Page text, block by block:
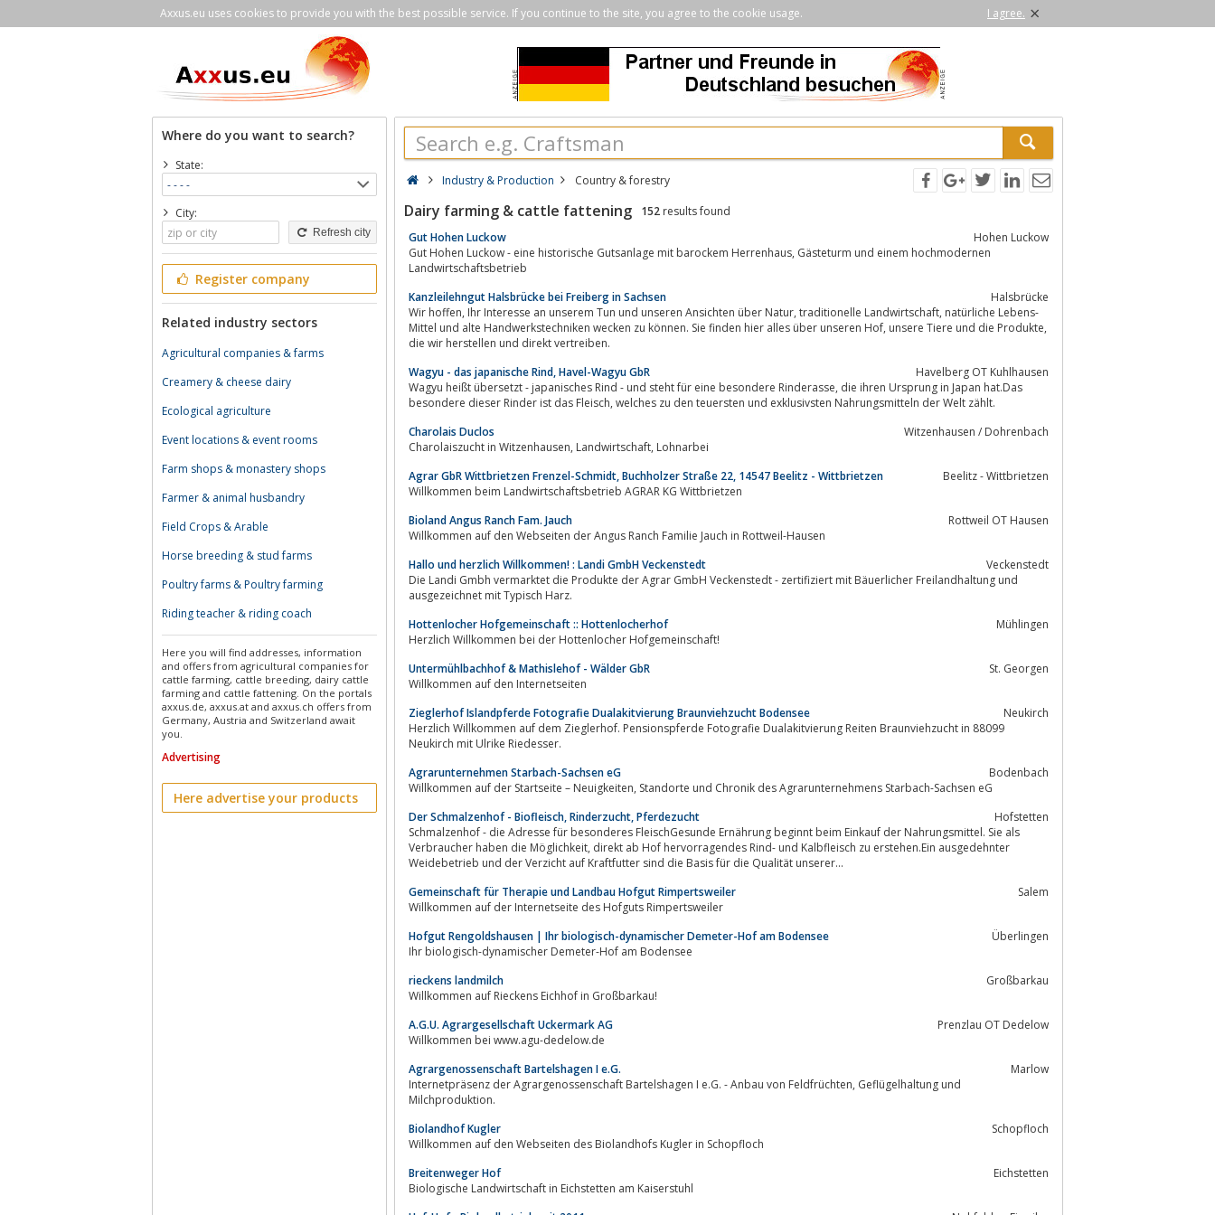
Axxus.eu uses cookies to provide you with the best possible service. If you continue to the site, you agree to the cookie usage. I agree. ×
Where do you want to search?
State:
City:
Refresh city
Register company
Related industry sectors
Agricultural companies & farms
Creamery & cheese dairy
Ecological agriculture
Event locations & event rooms
Farm shops & monastery shops
Farmer & animal husbandry
Field Crops & Arable
Horse breeding & stud farms
Poultry farms & Poultry farming
Riding teacher & riding coach
Here you will find addresses, information
and offers from agricultural companies for
cattle farming, cattle breeding, dairy cattle
farming and cattle fattening. On the portals
axxus.de, axxus.at and axxus.ch offers from
Germany, Austria and Switzerland await
you.
Advertising
Here advertise your products
Industry & Production Country & forestry
Dairy farming & cattle fattening 152 results found
Gut Hohen Luckow
Hohen Luckow
Gut Hohen Luckow - eine historische Gutsanlage mit barockem Herrenhaus, Gästeturm und einem hochmodernen
Landwirtschaftsbetrieb
Kanzleilehngut Halsbrücke bei Freiberg in Sachsen
Halsbrücke
Wir hoffen, Ihr Interesse an unserem Tun und unseren Ansichten über Natur, traditionelle Landwirtschaft, natürliche Lebens-
Mittel und alte Handwerkstechniken wecken zu können. Sie finden hier alles über unseren Hof, unsere Tiere und die Produkte,
die wir herstellen und direkt vertreiben.
Wagyu - das japanische Rind, Havel-Wagyu GbR
Havelberg OT Kuhlhausen
Wagyu heißt übersetzt - japanisches Rind - und steht für eine besondere Rinderasse, die ihren Ursprung in Japan hat.Das
besondere dieser Rinder ist das Fleisch, welches zu den teuersten und exklusivsten Nahrungsmitteln der Welt zählt.
Charolais Duclos
Witzenhausen / Dohrenbach
Charolaiszucht in Witzenhausen, Landwirtschaft, Lohnarbei
Agrar GbR Wittbrietzen Frenzel-Schmidt, Buchholzer Straße 22, 14547 Beelitz - Wittbrietzen
Beelitz - Wittbrietzen
Willkommen beim Landwirtschaftsbetrieb AGRAR KG Wittbrietzen
Bioland Angus Ranch Fam. Jauch
Rottweil OT Hausen
Willkommen auf den Webseiten der Angus Ranch Familie Jauch in Rottweil-Hausen
Hallo und herzlich Willkommen! : Landi GmbH Veckenstedt
Veckenstedt
Die Landi Gmbh vermarktet die Produkte der Agrar GmbH Veckenstedt - zertifiziert mit Bäuerlicher Freilandhaltung und
ausgezeichnet mit Typisch Harz.
Hottenlocher Hofgemeinschaft :: Hottenlocherhof
Mühlingen
Herzlich Willkommen bei der Hottenlocher Hofgemeinschaft!
Untermühlbachhof & Mathislehof - Wälder GbR
St. Georgen
Willkommen auf den Internetseiten
Zieglerhof Islandpferde Fotografie Dualakitvierung Braunviehzucht Bodensee
Neukirch
Herzlich Willkommen auf dem Zieglerhof. Pensionspferde Fotografie Dualakitvierung Reiten Braunviehzucht in 88099
Neukirch mit Ulrike Riedesser.
Agrarunternehmen Starbach-Sachsen eG
Bodenbach
Willkommen auf der Startseite – Neuigkeiten, Standorte und Chronik des Agrarunternehmens Starbach-Sachsen eG
Der Schmalzenhof - Biofleisch, Rinderzucht, Pferdezucht
Hofstetten
Schmalzenhof - die Adresse für besonderes FleischGesunde Ernährung beginnt beim Einkauf der Nahrungsmittel. Sie als
Verbraucher haben die Möglichkeit, direkt ab Hof hervorragendes Rind- und Kalbfleisch zu erstehen.Ein ausgedehnter
Weidebetrieb und der Verzicht auf Kraftfutter sind die Basis für die Qualität unserer...
Gemeinschaft für Therapie und Landbau Hofgut Rimpertsweiler
Salem
Willkommen auf der Internetseite des Hofguts Rimpertsweiler
Hofgut Rengoldshausen | Ihr biologisch-dynamischer Demeter-Hof am Bodensee
Überlingen
Ihr biologisch-dynamischer Demeter-Hof am Bodensee
rieckens landmilch
Großbarkau
Willkommen auf Rieckens Eichhof in Großbarkau!
A.G.U. Agrargesellschaft Uckermark AG
Prenzlau OT Dedelow
Willkommen bei www.agu-dedelow.de
Agrargenossenschaft Bartelshagen I e.G.
Marlow
Internetpräsenz der Agrargenossenschaft Bartelshagen I e.G. - Anbau von Feldfrüchten, Geflügelhaltung und
Milchproduktion.
Biolandhof Kugler
Schopfloch
Willkommen auf den Webseiten des Biolandhofs Kugler in Schopfloch
Breitenweger Hof
Eichstetten
Biologische Landwirtschaft in Eichstetten am Kaiserstuhl